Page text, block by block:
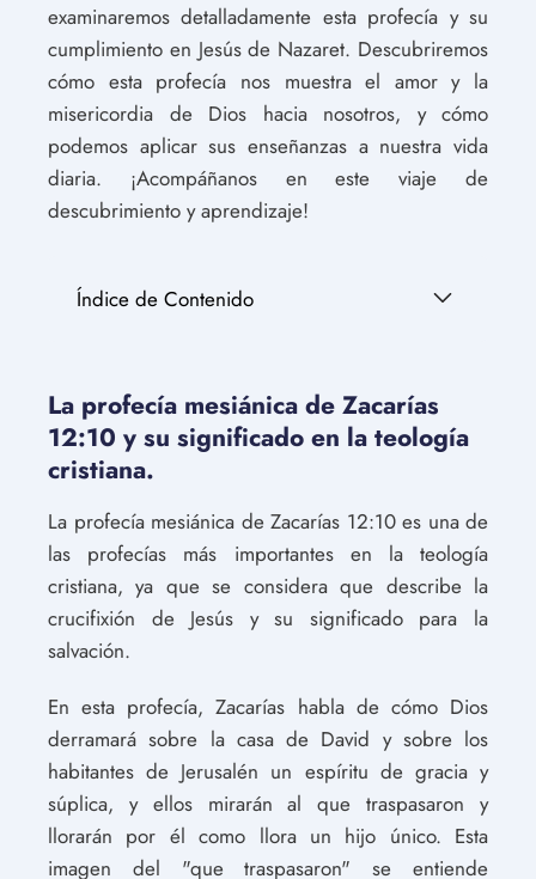
examinaremos detalladamente esta profecía y su
cumplimiento en Jesús de Nazaret. Descubriremos
cómo esta profecía nos muestra el amor y la
misericordia de Dios hacia nosotros, y cómo
podemos aplicar sus enseñanzas a nuestra vida
diaria. ¡Acompáñanos en este viaje de
descubrimiento y aprendizaje!
Índice de Contenido
La profecía mesiánica de Zacarías
12:10 y su significado en la teología
cristiana.
La profecía mesiánica de Zacarías 12:10 es una de
las profecías más importantes en la teología
cristiana, ya que se considera que describe la
crucifixión de Jesús y su significado para la
salvación.
En esta profecía, Zacarías habla de cómo Dios
derramará sobre la casa de David y sobre los
habitantes de Jerusalén un espíritu de gracia y
súplica, y ellos mirarán al que traspasaron y
llorarán por él como llora un hijo único. Esta
imagen del "que traspasaron" se entiende